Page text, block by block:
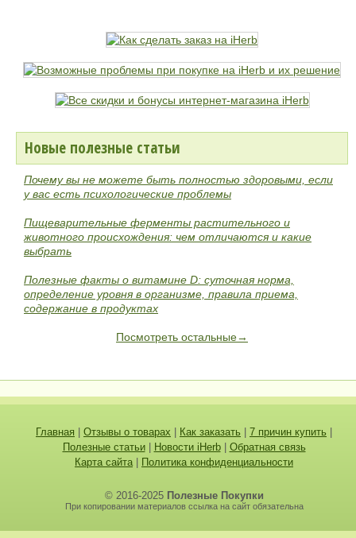
Новые полезные статьи
Почему вы не можете быть полностью здоровыми, если
у вас есть психологические проблемы
Пищеварительные ферменты растительного и
животного происхождения: чем отличаются и какие
выбрать
Полезные факты о витамине D: суточная норма,
определение уровня в организме, правила приема,
содержание в продуктах
Посмотреть остальные→
Главная Отзывы о товарах Как заказать 7 причин купить
Полезные статьи| Новости iHerb| Обратная связь
Карта сайта| Политика конфиденциальности
© 2016-2025 Полезные Покупки
При копировании материалов ссылка на сайт обязательна